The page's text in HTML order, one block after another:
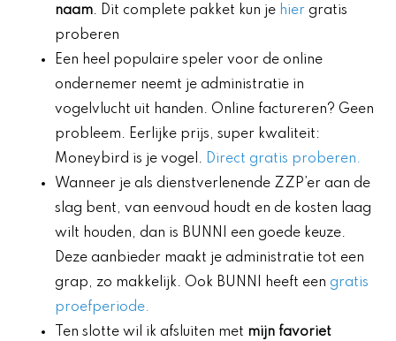
naam. Dit complete pakket kun je hier gratis
proberen
Een heel populaire speler voor de online
ondernemer neemt je administratie in
vogelvlucht uit handen. Online factureren? Geen
probleem. Eerlijke prijs, super kwaliteit:
Moneybird is je vogel. Direct gratis proberen.
Wanneer je als dienstverlenende ZZP’er aan de
slag bent, van eenvoud houdt en de kosten laag
wilt houden, dan is BUNNI een goede keuze.
Deze aanbieder maakt je administratie tot een
grap, zo makkelijk. Ook BUNNI heeft een gratis
proefperiode.
Ten slotte wil ik afsluiten met mijn favoriet